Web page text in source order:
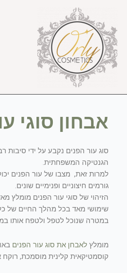
אבחון סוגי
סוג עור הפנים נקבע על ידי סיבות
הגנטיקה המשפחתית.
למרות זאת, מצבו של עור הפנים
גורמים חיצוניים ופנימיים שונים.
הזיהוי של סוגי עור הפנים מומלץ
שימושי מאד בכל מהלך החיים של
במטרה שנוכל לטפל ולטפח אותו
מומלץלאבחן את סוג עור הפנים
קוסמטיקאית קלינית מוסמכת, רוקח